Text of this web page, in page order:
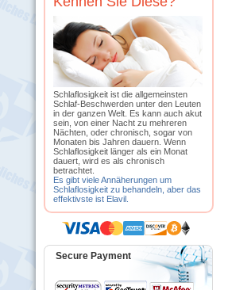
Schlaflosigkeit ist die allgemeinsten
Schlaf-Beschwerden unter den Leuten
in der ganzen Welt. Es kann auch akut
sein, von einer Nacht zu mehreren
Nächten, oder chronisch, sogar von
Monaten bis Jahren dauern. Wenn
Schlaflosigkeit länger als ein Monat
dauert, wird es als chronisch
betrachtet.
Es gibt viele Annäherungen um
Schlaflosigkeit zu behandeln, aber das
effektivste ist Elavil.
Secure Payment